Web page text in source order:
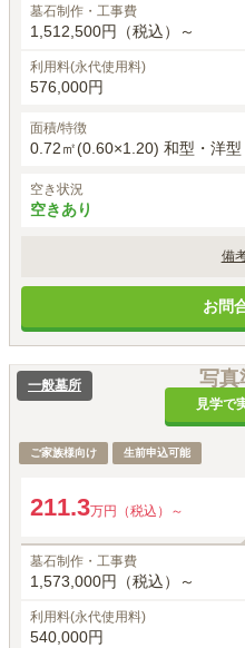
墓石制作・工事費
1,512,500円（税込）～
利用料(永代使用料)
576,000円
面積/特徴
0.72㎡(0.60×1.20) 和型・洋型
空き状況
空きあり
備
墓石工事代には、基本彫刻料（家
お問
写真
見学で
一般墓所
ご家族様向け 生前申込可能
211.3万円（税込）～
墓石制作・工事費
1,573,000円（税込）～
利用料(永代使用料)
540,000円